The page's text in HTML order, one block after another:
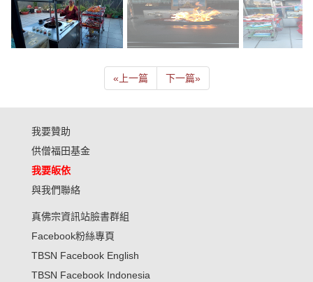
« 上一篇 下一篇»
我要贊助
供僧福田基金
我要皈依
與我們聯絡
真佛宗資訊站臉書群組
Facebook粉絲專頁
TBSN Facebook English
TBSN Facebook Indonesia